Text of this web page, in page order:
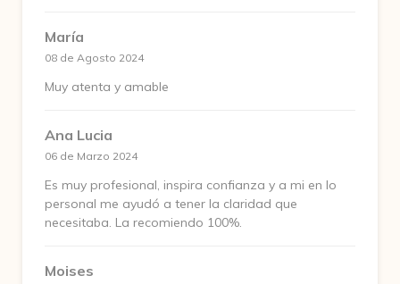
María
08 de Agosto 2024
Muy atenta y amable
Ana Lucia
06 de Marzo 2024
Es muy profesional, inspira confianza y a mi en lo
personal me ayudó a tener la claridad que
necesitaba. La recomiendo 100%.
Moises